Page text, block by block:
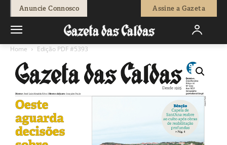
Anuncie Connosco Assine a Gazeta
Home Edição PDF #5393